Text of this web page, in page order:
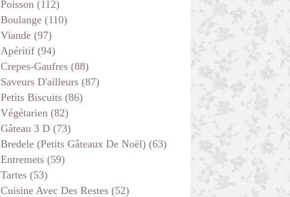
Poisson (112)
Boulange (110)
Viande (97)
Apéritif (94)
Crepes-Gaufres (88)
Saveurs D'ailleurs (87)
Petits Biscuits (86)
Végétarien (82)
Gâteau 3 D (73)
Bredele (petits Gâteaux De Noël) (63)
Entremets (59)
Tartes (53)
Cuisine Avec Des Restes (52)